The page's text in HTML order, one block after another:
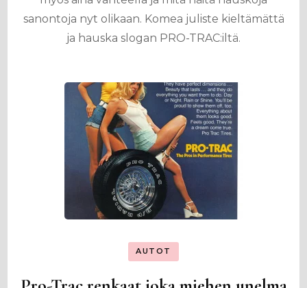
sanontoja nyt olikaan. Komea juliste kieltämättä
ja hauska slogan PRO-TRAC:iltä.
AUTOT